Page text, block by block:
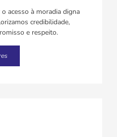
acesso à moradia digna
credibilidade,
e respeito.